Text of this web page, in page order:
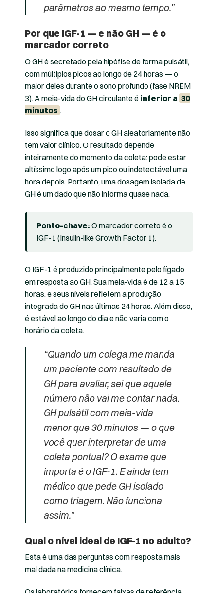
parâmetros ao mesmo tempo.”
Por que IGF-1 — e não GH — é o
marcador correto
O GH é secretado pela hipófise de forma pulsátil,
com múltiplos picos ao longo de 24 horas — o
maior deles durante o sono profundo (fase NREM
3). A meia-vida do GH circulante é inferior a 30
minutos .
Isso significa que dosar o GH aleatoriamente não
tem valor clínico. O resultado depende
inteiramente do momento da coleta: pode estar
altíssimo logo após um pico ou indetectável uma
hora depois. Portanto, uma dosagem isolada de
GH é um dado que não informa quase nada.
Ponto-chave: O marcador correto é o
IGF-1 (Insulin-like Growth Factor 1).
O IGF-1 é produzido principalmente pelo fígado
em resposta ao GH. Sua meia-vida é de 12 a 15
horas, e seus níveis refletem a produção
integrada de GH nas últimas 24 horas. Além disso,
é estável ao longo do dia e não varia com o
horário da coleta.
“Quando um colega me manda
um paciente com resultado de
GH para avaliar, sei que aquele
número não vai me contar nada.
GH pulsátil com meia-vida
menor que 30 minutos — o que
você quer interpretar de uma
coleta pontual? O exame que
importa é o IGF-1. E ainda tem
médico que pede GH isolado
como triagem. Não funciona
assim.”
Qual o nível ideal de IGF-1 no adulto?
Esta é uma das perguntas com resposta mais
mal dada na medicina clínica.